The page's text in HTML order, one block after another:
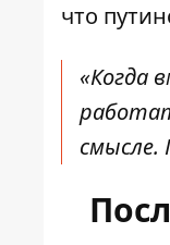
что
«Когда
смысле.